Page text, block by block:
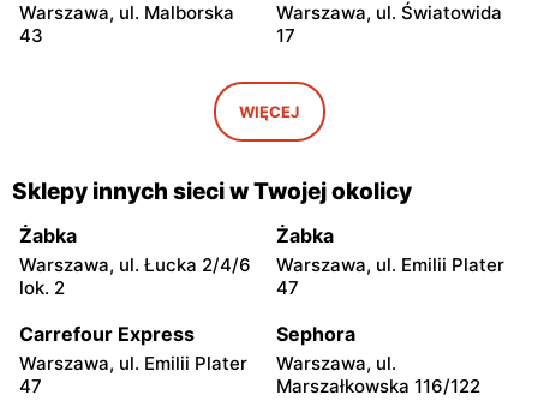
Warszawa, ul. Malborska
43
Warszawa, ul. Światowida
17
CCC
Warszawa, ul. Kazimierza
Szpotańskiego 4
CCC
Łomianki, ul. Brukowa 25
CCC
Janki, ul. Mszczonowska 3
CCC
Pruszków, ul. Henryka
CCC
Legionowo, ul. Jerzego
CCC
Legionowo, ul. Marsz.
CCC
Józefów, ul. 3 Maja 148
WIĘCEJ
Sklepy innych sieci w Twojej okolicy
Żabka
Warszawa, ul. Łucka 2/4/6
lok. 2
Żabka
Warszawa, ul. Emilii Plater
47
Carrefour Express
Warszawa, ul. Emilii Plater
47
Sephora
Warszawa, ul.
Marszałkowska 116/122